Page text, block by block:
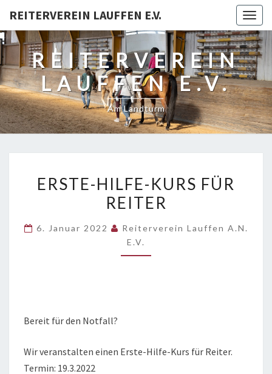
REITERVEREIN LAUFFEN E.V.
REITERVEREIN
LAUFFEN E.V.
Am Landturm
HILFE-
KURS
ERSTE-HILFE-KURS FÜR
REITER
6. Januar 2022
Reiterverein Lauffen A.N.
E.V.
Bereit für den Notfall?
Wir veranstalten einen Erste-Hilfe-Kurs für Reiter.
Termin: 19.3.2022